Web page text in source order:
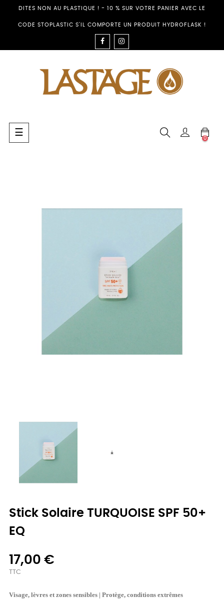
DITES NON AU PLASTIQUE ! - 10 % SUR VOTRE PANIER AVEC LE
CODE STOPLASTIC S'IL COMPORTE UN PRODUIT HYDROFLASK !
FACEBOOK
Basculer
la
☰
0
Stick Solaire TURQUOISE SPF 50+
EQ
17,00 €
TTC
Visage, lèvres et zones sensibles | Protège, conditions extrêmes